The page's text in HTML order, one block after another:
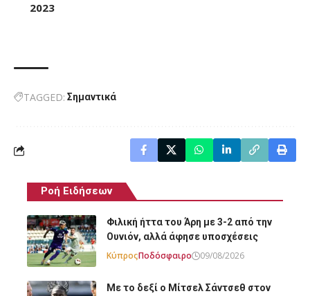
2023
TAGGED: Σημαντικά
Ροή Ειδήσεων
Φιλική ήττα του Άρη με 3-2 από την
Ουνιόν, αλλά άφησε υποσχέσεις
ΚύπροςΠοδόσφαιρο 09/08/2026
Με το δεξί ο Μίτσελ Σάντσεθ στον